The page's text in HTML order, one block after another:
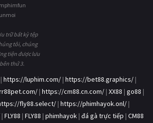
trữ bất kỳ tệp
tôi, chúng
tiện được lưu
thứ 3.
| https://luphim.com/ | https://bet88.graphics/ |
| https://cm88.cn.com/ | XX88 | go88 |
fly88.select/ | https://phimhayok.onl/ |
| FLY88 | FLY88 | phimhayok | đá gà trực tiếp | CM88